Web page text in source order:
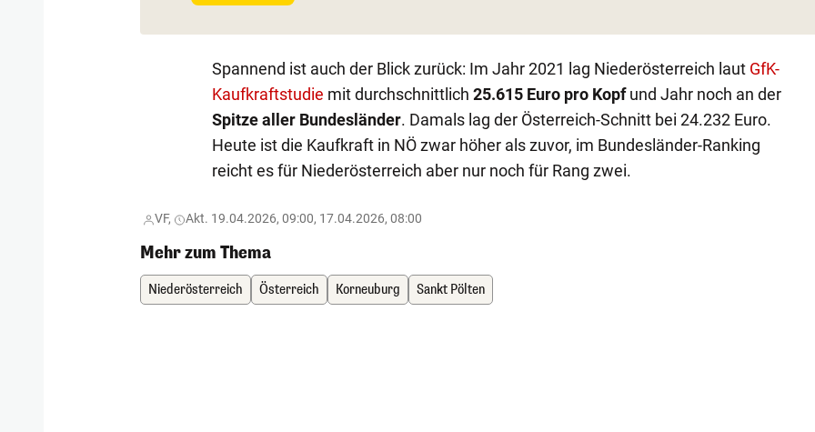
Spannend ist auch der Blick zurück: Im Jahr 2021 lag Niederösterreich laut GfK-
Kaufkraftstudie mit durchschnittlich 25.615 Euro pro Kopfund Jahr noch an der
Spitze aller Bundesländer. Damals lag der Österreich-Schnitt bei 24.232 Euro.
Heute ist die Kaufkraft in NÖ zwar höher als zuvor, im Bundesländer-Ranking
reicht es für Niederösterreich aber nur noch für Rang zwei.
VF, Akt. 19.04.2026, 09:00, 17.04.2026, 08:00
Mehr zum Thema
Niederösterreich Österreich Korneuburg Sankt Pölten